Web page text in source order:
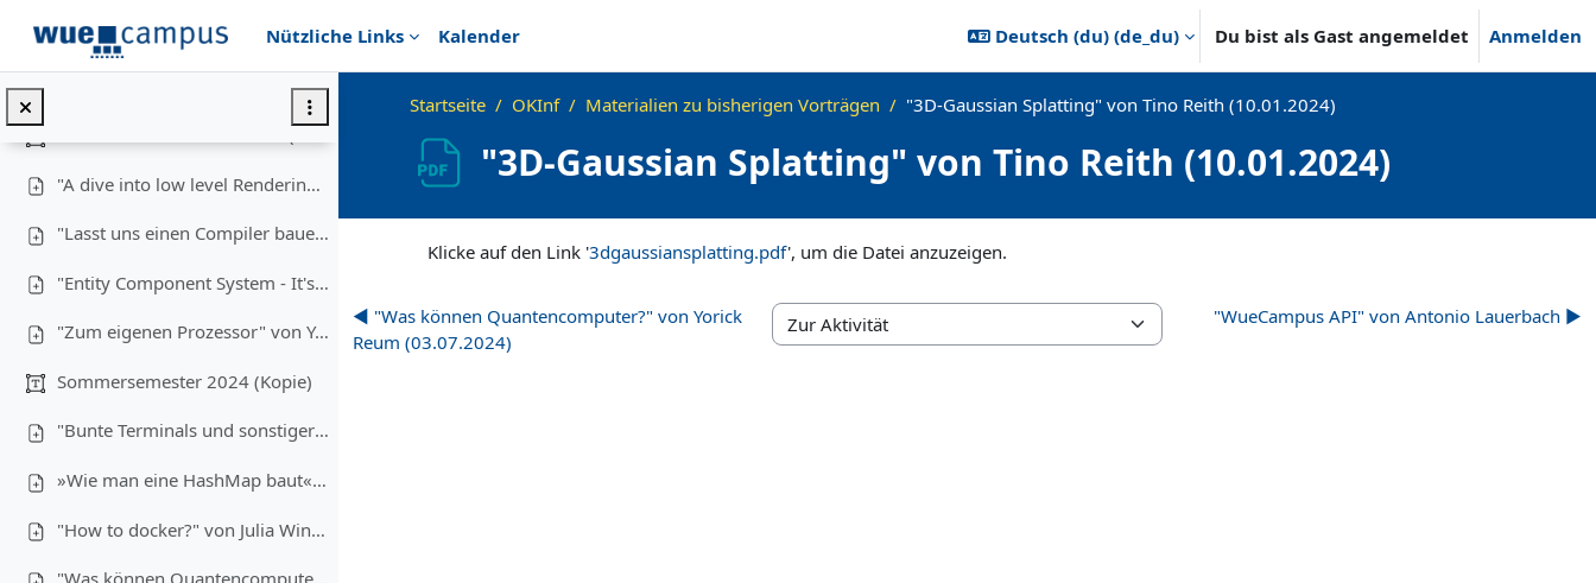
Nützliche Links
Kalender Deutsch (du) ‎(de_du)‎ Du bist als Gast angemeldet Anmelden
"Nix/NixOS: Reproduzierbare Builds, Funktionale Packages" von Robin Finkelmann (21.05.2025)
Beispiele aus der Präsentation
"A dive into low level Rendering" von Pirmin Pfeifer und Tino Reith (22.01.2025)
"Lasst uns einen Compiler bauen!" von Frederik Pilz (08.01.2025)
"Entity Component System - It's not a system" von Theresa Treimer (11.12.2024)
"Zum eigenen Prozessor" von Yannik Stamm und Timo Grundheber (30.10.2024))
Sommersemester 2024 (Kopie)
"Bunte Terminals und sonstiger Spaß mit Escapecodes" von Alexander Gehrke (22.05.2025)
»Wie man eine HashMap baut« von Tim Hegemann (05.06.2024)
"How to docker?" von Julia Winkler (19.06.2024)
Startseite OKInf Materialien zu bisherigen Vorträgen "3D-Gaussian Splatting" von Tino Reith (10.01.2024)
"3D-Gaussian Splatting" von Tino Reith (10.01.2024)
Klicke auf den Link '3dgaussiansplatting.pdf', um die Datei anzuzeigen.
◀︎ "Was können Quantencomputer?" von Yorick
Reum (03.07.2024)
Zur Aktivität
"WueCampus API" von Antonio Lauerbach ▶︎